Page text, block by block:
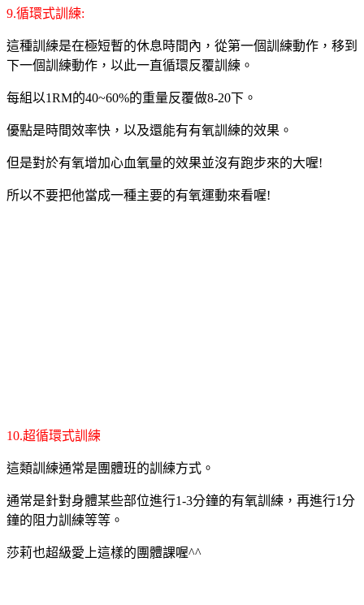
9.循環式訓練:
這種訓練是在極短暫的休息時間內，從第一個訓練動作，移到
下一個訓練動作，以此一直循環反覆訓練。
每組以1RM的40~60%的重量反覆做8-20下。
優點是時間效率快，以及還能有有氧訓練的效果。
但是對於有氧增加心血氧量的效果並沒有跑步來的大喔!
所以不要把他當成一種主要的有氧運動來看喔!
10.超循環式訓練
這類訓練通常是團體班的訓練方式。
通常是針對身體某些部位進行1-3分鐘的有氧訓練，再進行1分
鐘的阻力訓練等等。
莎莉也超級愛上這樣的團體課喔^^